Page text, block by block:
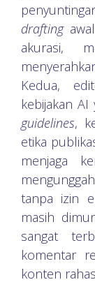
drafting
akurasi,
Kedua,
kebijakan
guidelines,
etika
menjaga
tanpa izin
masih
sangat
komentar
konten